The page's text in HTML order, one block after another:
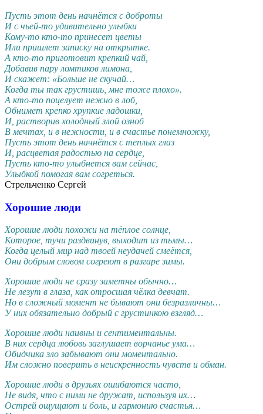
Пусть этот день начнётся с доброты
И с чьей-то удивительно улыбки
Кому-то кто-то принесет цветы
Или пришлет записку на открытке.
А кто-то приготовит крепкий чай,
Добавив пару ломтиков лимона,
И скажет: «Больше не скучай…
Когда ты так грустишь, мне тоже плохо».
А кто-то поцелует нежно в лоб,
Обнимет крепко хрупкие ладошки,
И, растворив холодный злой озноб
В мечтах, и в нежности, и в счастье понемножку,
Пусть этот день начнётся с теплых глаз
И, расцветая радостью на сердце,
Пусть кто-то улыбнется вам сейчас,
Улыбкой помогая вам согреться.
Стрельченко Сергей
Хорошие люди
Хорошие люди похожи на тёплое солнце,
Которое, тучи раздвинув, выходит из тьмы…
Когда целый мир над твоей неудачей смеётся,
Они добрым словом согреют в разгаре зимы.
Хорошие люди не сразу заметны обычно…
Не лезут в глаза, как отросшая чёлка девчат.
Но в сложный момент не бывают они безразличны…
У них обязательно добрый с грустинкою взгляд…
Хорошие люди наивны и сентиментальны.
В них сердца любовь заглушает ворчанье ума…
Обидчика зло забывают они моментально.
Им сложно поверить в неискренность чувств и обман.
Хорошие люди в друзьях ошибаются часто,
Не видя, что с ними не дружат, используя их…
Острей ощущают и боль, и гармонию счастья…